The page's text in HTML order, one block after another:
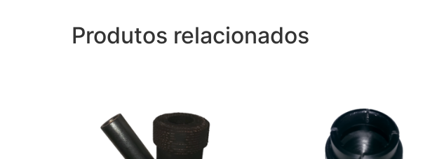
Produtos relacionados